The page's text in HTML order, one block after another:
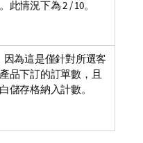
此情況下為 2 / 10。
因為這是僅針對所選客
品下訂的訂單數，且
儲存格納入計數。